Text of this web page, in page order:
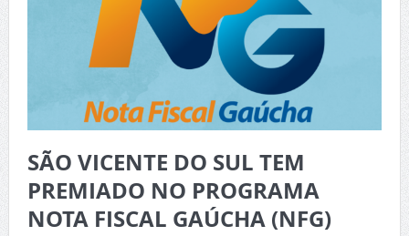
SÃO VICENTE DO SUL TEM
PREMIADO NO PROGRAMA
NOTA FISCAL GAÚCHA (NFG)